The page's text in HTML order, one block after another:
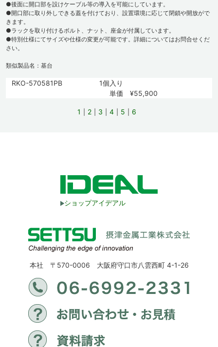
●後面に開口部を設けケーブル等の導入を可能にしています。
●開口部に取り外しできる蓋を付けており、設置環境に応じて閉鎖や開放がで
きます。
●ラックを取り付けるボルト、ナット、座金が付属しています。
●特別仕様にてサイズや仕様の変更が可能です。詳細についてはお問合せくだ
さい。
類似製品名：基台
RKO-570581PB
1個入り
単価 ¥55,900
1 2 3 4 5 6
ショップアイデアル
本社 〒570-0006 大阪府守口市八雲西町 4-1-26